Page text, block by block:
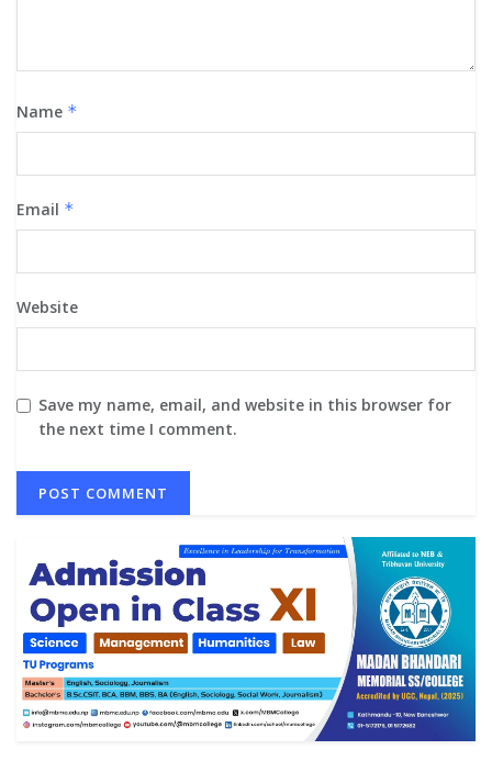
Name *
Email *
Website
Save my name, email, and website in this browser for
the next time I comment.